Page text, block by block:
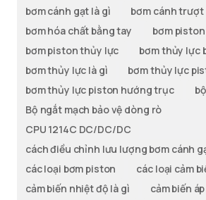
bơm cánh gạt là gì
bơm cánh trượt
bơm hóa chất bằng tay
bơm
bơm piston thủy lực
bơm thủy lực
bơm thủy lực là gì
bơm thủy lực
bơm thủy lực piston hướng trục
Bộ ngắt mạch bảo vệ dòng rò
CPU 1214C DC/DC/DC
cách điều chỉnh lưu lượng bơm cánh
các loại bơm piston
các loại cảm
cảm biến nhiệt độ là gì
cảm biến